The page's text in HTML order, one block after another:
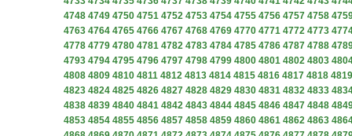
4748 4749 4750 4751 4752 4753 4754 4755 4756 4757 4758
4763 4764 4765 4766 4767 4768 4769 4770 4771 4772 4773
4778 4779 4780 4781 4782 4783 4784 4785 4786 4787 4788
4793 4794 4795 4796 4797 4798 4799 4800 4801 4802 4803
4808 4809 4810 4811 4812 4813 4814 4815 4816 4817 4818 4819
4823 4824 4825 4826 4827 4828 4829 4830 4831 4832 4833
4838 4839 4840 4841 4842 4843 4844 4845 4846 4847 4848
4853 4854 4855 4856 4857 4858 4859 4860 4861 4862 4863